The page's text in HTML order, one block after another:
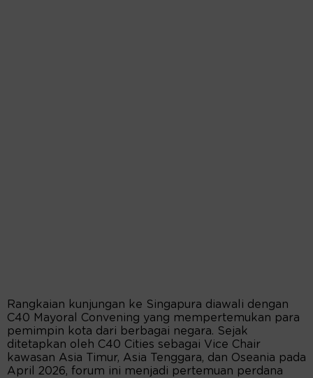
Rangkaian kunjungan ke Singapura diawali dengan
C40 Mayoral Convening yang mempertemukan para
pemimpin kota dari berbagai negara. Sejak
ditetapkan oleh C40 Cities sebagai Vice Chair
kawasan Asia Timur, Asia Tenggara, dan Oseania pada
April 2026, forum ini menjadi pertemuan perdana